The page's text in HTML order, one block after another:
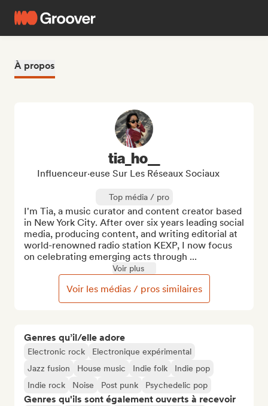
À propos
Genres qu’il/elle adore
Electronic rock
Electronique expérimental
Jazz fusion
House music Indie folk
Indie pop
Indie rock
Noise Post punk Psychedelic pop
Genres qu'ils sont également ouverts à recevoir
tia_ho__
Influenceur·euse Sur Les Réseaux Sociaux
Top média / pro
I'm Tia, a music curator and content creator based
in New York City. After over six years leading social
media, producing content, and writing editorial at
world-renowned radio station KEXP, I now focus
on celebrating emerging acts through ...
Voir plus
Voir les médias / pros similaires